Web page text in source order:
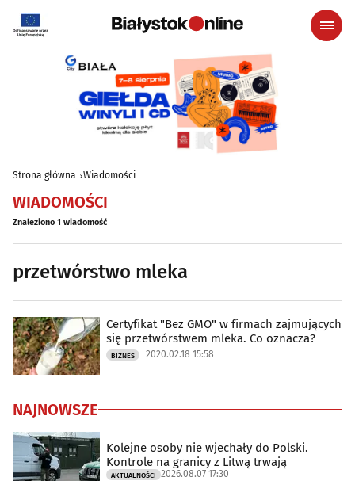
Strona główna Wiadomości
WIADOMOŚCI
Znaleziono 1 wiadomość
przetwórstwo mleka
Certyfikat "Bez GMO" w firmach zajmujących
się przetwórstwem mleka. Co oznacza?
BIZNES 2020.02.18 15:58
NAJNOWSZE
Kolejne osoby nie wjechały do Polski.
Kontrole na granicy z Litwą trwają
AKTUALNOŚCI 2026.08.07 17:30